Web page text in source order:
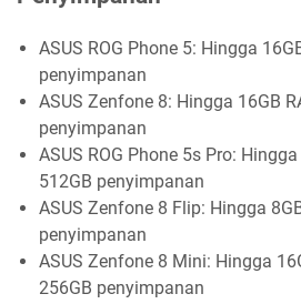
ASUS ROG Phone 5: Hingga
penyimpanan
ASUS Zenfone 8: Hingga 16GB
penyimpanan
ASUS ROG Phone 5s Pro:
512GB penyimpanan
ASUS Zenfone 8 Flip: Hingga
penyimpanan
ASUS Zenfone 8 Mini: Hingga
256GB penyimpanan